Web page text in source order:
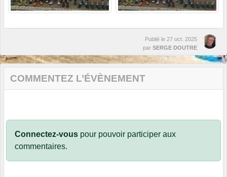
Publié le 27 oct. 2025
par SERGE DOUTRE
COMMENTEZ L’ÉVÈNEMENT
Connectez-vous pour pouvoir participer aux
commentaires.